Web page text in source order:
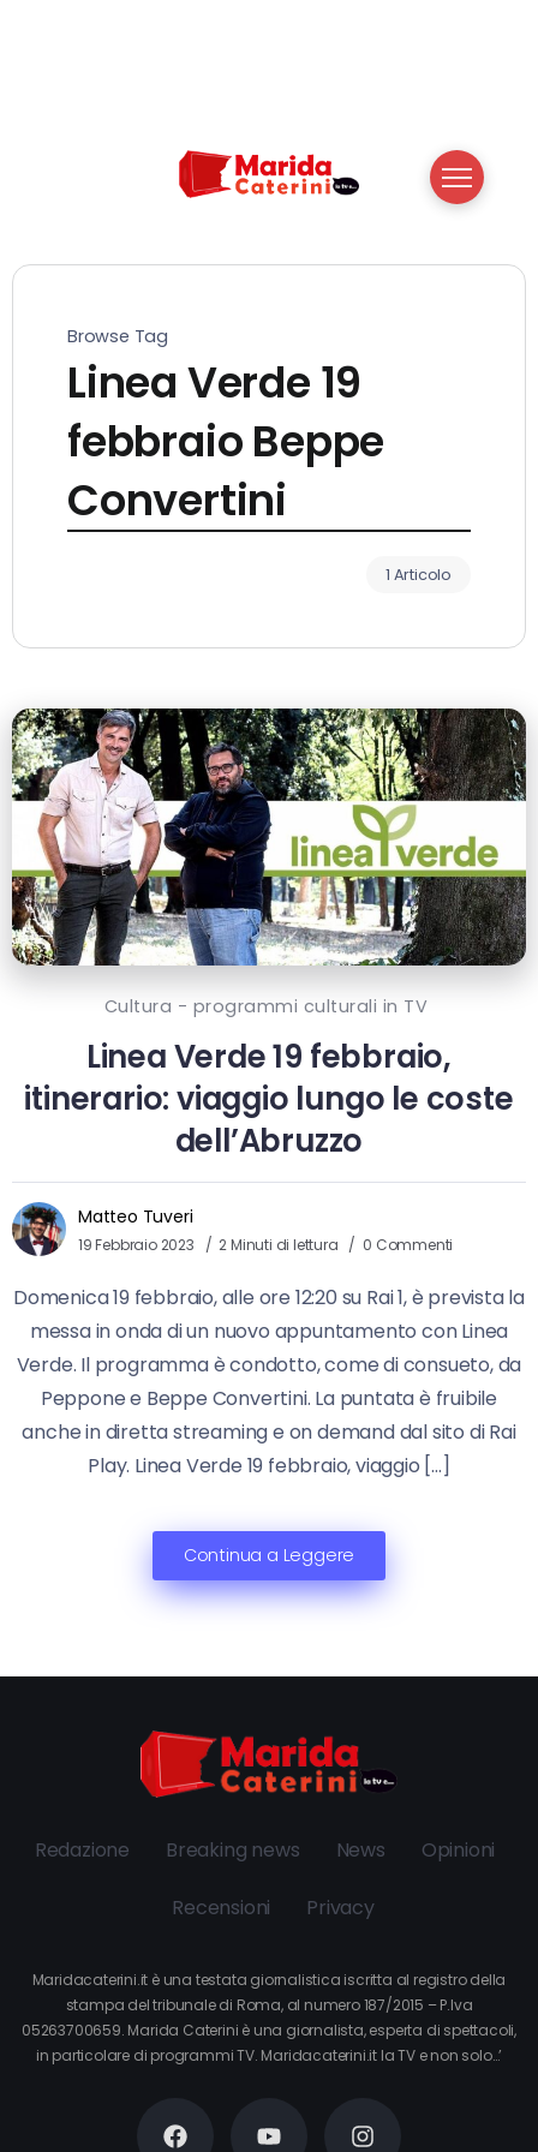
Browse Tag
Linea Verde 19
febbraio Beppe
Convertini
1 Articolo
Cultura - programmi culturali in TV
Linea Verde 19 febbraio,
itinerario: viaggio lungo le coste
dell’Abruzzo
Matteo Tuveri
19 Febbraio 2023 2 Minuti di lettura 0 Commenti
Domenica 19 febbraio, alle ore 12:20 su Rai 1, è prevista la
messa in onda di un nuovo appuntamento con Linea
Verde. Il programma è condotto, come di consueto, da
Peppone e Beppe Convertini. La puntata è fruibile
anche in diretta streaming e on demand dal sito di Rai
Play. Linea Verde 19 febbraio, viaggio […]
Continua a Leggere
Redazione Breaking news News Opinioni
Recensioni Privacy
Maridacaterini.it è una testata giornalistica iscritta al registro della
stampa del tribunale di Roma, al numero 187/2015 – P.Iva
05263700659. Marida Caterini è una giornalista, esperta di spettacoli,
in particolare di programmi TV. Maridacaterini.it la TV e non solo…’